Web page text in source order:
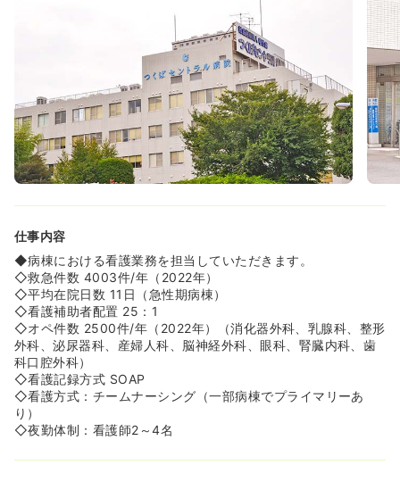
を消化されております！年間を通して非常に休みが多い職
◆毎月、希望休も取得可能となっております♪
≪充実の福利厚生≫
◆24時間保育所・学童があり、0歳～小学6年生のお子様
を併設の施設で預り可能です！利用料金は1時間150円、看
護師さんの場合は1歳まで無料です♪
◆看護師寮も完備されており、病院まで徒歩1分で通勤可
能です！
仕事内容
◆病棟における看護業務を担当していただきます。
◇救急件数 4003件/年（2022年）
◇平均在院日数 11日（急性期病棟）
◇看護補助者配置 25：1
◇オペ件数 2500件/年（2022年）（消化器外科、乳腺科、整形
外科、泌尿器科、産婦人科、脳神経外科、眼科、腎臓内科、歯
科口腔外科）
◇看護記録方式 SOAP
◇看護方式：チームナーシング（一部病棟でプライマリーあ
り）
◇夜勤体制：看護師2～4名